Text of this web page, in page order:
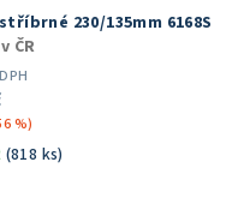
230/135mm 6168S
ČR
%)
(818 ks)